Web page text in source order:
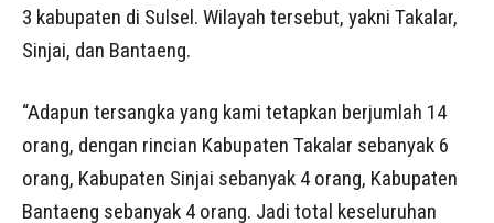
3 kabupaten di Sulsel. Wilayah tersebut, yakni Takalar,
Sinjai, dan Bantaeng.
“Adapun tersangka yang kami tetapkan berjumlah 14
orang, dengan rincian Kabupaten Takalar sebanyak 6
orang, Kabupaten Sinjai sebanyak 4 orang, Kabupaten
Bantaeng sebanyak 4 orang. Jadi total keseluruhan